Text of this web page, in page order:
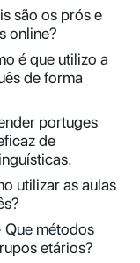
são os prós e
online?
é que utilizo a
de forma
portuges
de
utilizar as aulas
Que métodos
etários?